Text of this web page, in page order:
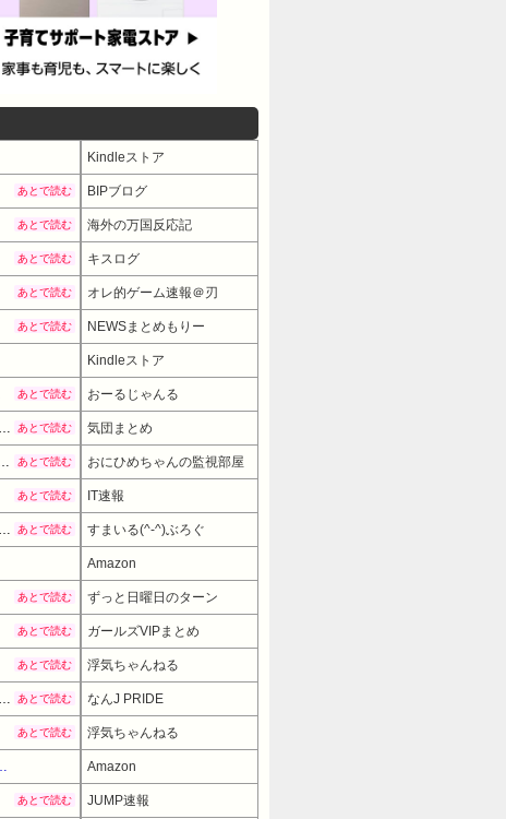
Kindleストア
あとで読む BIPブログ
あとで読む 海外の万国反応記
あとで読む キスログ
あとで読む オレ的ゲーム速報＠刃
あとで読む NEWSまとめもりー
Kindleストア
あとで読む おーるじゃんる
あとで読む 気団まとめ
あとで読む おにひめちゃんの監視部屋
あとで読む IT速報
あとで読む すまいる(^-^)ぶろぐ
Amazon
あとで読む ずっと日曜日のターン
あとで読む ガールズVIPまとめ
あとで読む 浮気ちゃんねる
あとで読む なんJ PRIDE
あとで読む 浮気ちゃんねる
Amazon
あとで読む JUMP速報